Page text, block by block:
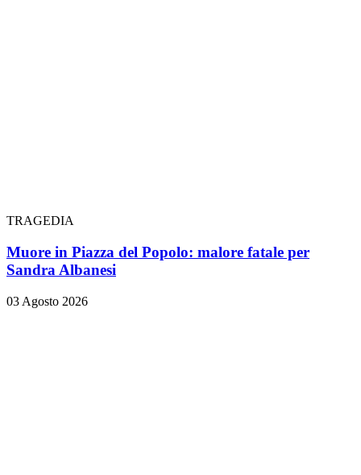
TRAGEDIA
Muore in Piazza del Popolo: malore fatale per
Sandra Albanesi
03 Agosto 2026